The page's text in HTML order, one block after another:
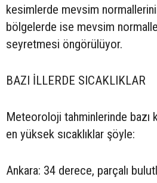
kesimlerde mevsim
bölgelerde ise mevsim
seyretmesi öngörülüyor.
BAZI İLLERDE SICAKLIKLAR
Meteoroloji tahminlerinde bazı
en yüksek sıcaklıklar şöyle:
Ankara: 34 derece, parçalı